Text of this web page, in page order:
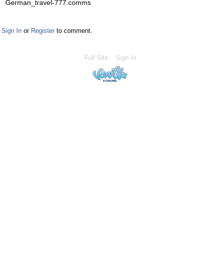
German_travel-777.comms
Sign In or Register to comment.
Full Site Sign In